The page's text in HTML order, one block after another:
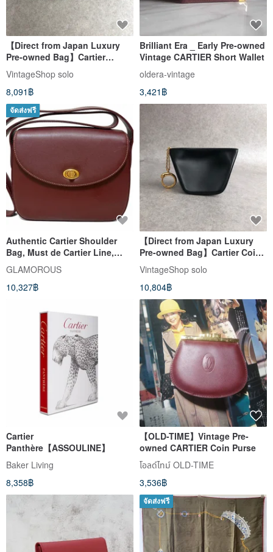
【Direct from Japan Luxury
Pre-owned Bag】Cartier
Panthère Wallet Black Leather
Coin Case Vintage Old 3p6cxj
VintageShop solo
8,091฿
Brilliant Era _ Early Pre-owned
Vintage CARTIER Short Wallet
oldera-vintage
3,421฿
จัดส่งฟรี
Authentic Cartier Shoulder
Bag, Must de Cartier Line,
Turnlock Leather, Bordeaux,
Direct from Japan
GLAMOROUS
10,327฿
【Direct from Japan Luxury
Pre-owned Bag】Cartier Coin
Case Black Panther Leather
Vintage Old ver74j
VintageShop solo
10,804฿
Cartier
Panthère【ASSOULINE】
Baker Living
8,358฿
【OLD-TIME】Vintage Pre-
owned CARTIER Coin Purse
โอลด์ไทม์ OLD-TIME
3,536฿
จัดส่งฟรี